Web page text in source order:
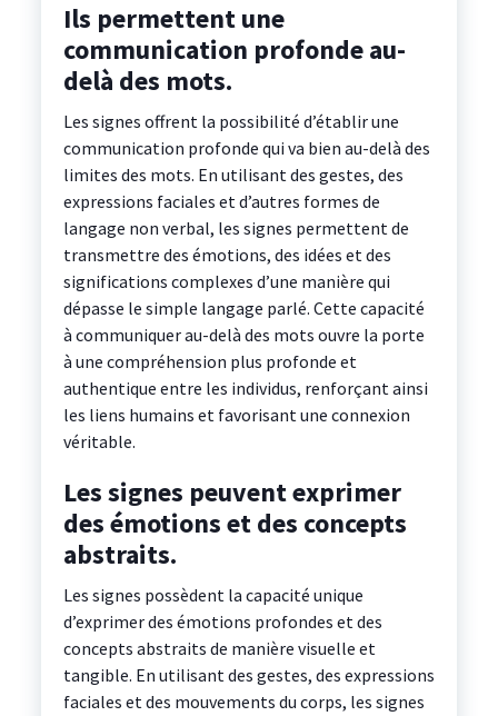
Ils permettent une
communication profonde au-
delà des mots.
Les signes offrent la possibilité d’établir une
communication profonde qui va bien au-delà des
limites des mots. En utilisant des gestes, des
expressions faciales et d’autres formes de
langage non verbal, les signes permettent de
transmettre des émotions, des idées et des
significations complexes d’une manière qui
dépasse le simple langage parlé. Cette capacité
à communiquer au-delà des mots ouvre la porte
à une compréhension plus profonde et
authentique entre les individus, renforçant ainsi
les liens humains et favorisant une connexion
véritable.
Les signes peuvent exprimer
des émotions et des concepts
abstraits.
Les signes possèdent la capacité unique
d’exprimer des émotions profondes et des
concepts abstraits de manière visuelle et
tangible. En utilisant des gestes, des expressions
faciales et des mouvements du corps, les signes